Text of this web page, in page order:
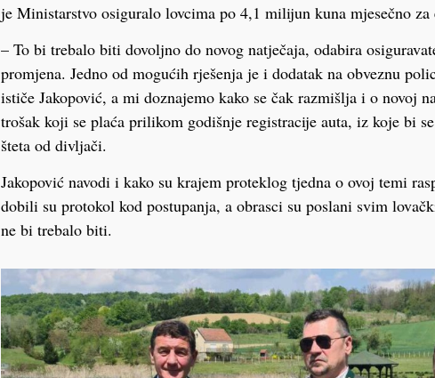
je Ministarstvo osiguralo lovcima po 4,1 milijun kuna mjesečno za
– To bi trebalo biti dovoljno do novog natječaja, odabira
promjena. Jedno od mogućih rješenja je i dodatak na obveznu
ističe Jakopović, a mi doznajemo kako se čak razmišlja i o novoj
trošak koji se plaća prilikom godišnje registracije auta, iz koje bi
šteta od divljači.
Jakopović navodi i kako su krajem proteklog tjedna o ovoj temi
dobili su protokol kod postupanja, a obrasci su poslani svim
ne bi trebalo biti.